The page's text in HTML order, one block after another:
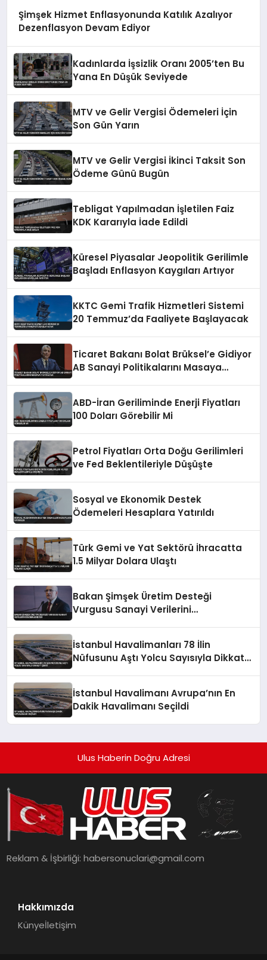
Şimşek Hizmet Enflasyonunda Katılık Azalıyor
Dezenflasyon Devam Ediyor
Kadınlarda İşsizlik Oranı 2005’ten Bu
Yana En Düşük Seviyede
MTV ve Gelir Vergisi Ödemeleri İçin
Son Gün Yarın
MTV ve Gelir Vergisi İkinci Taksit Son
Ödeme Günü Bugün
Tebligat Yapılmadan İşletilen Faiz
KDK Kararıyla İade Edildi
Küresel Piyasalar Jeopolitik Gerilimle
Başladı Enflasyon Kaygıları Artıyor
KKTC Gemi Trafik Hizmetleri Sistemi
20 Temmuz’da Faaliyete Başlayacak
Ticaret Bakanı Bolat Brüksel’e Gidiyor
AB Sanayi Politikalarını Masaya
ABD-İran Geriliminde Enerji Fiyatları
100 Doları Görebilir Mi
Petrol Fiyatları Orta Doğu Gerilimleri
ve Fed Beklentileriyle Düşüşte
Sosyal ve Ekonomik Destek
Ödemeleri Hesaplara Yatırıldı
Türk Gemi ve Yat Sektörü İhracatta
1.5 Milyar Dolara Ulaştı
Bakan Şimşek Üretim Desteği
Vurgusu Sanayi Verilerini
İstanbul Havalimanları 78 İlin
Nüfusunu Aştı Yolcu Sayısıyla Dikkat
İstanbul Havalimanı Avrupa’nın En
Dakik Havalimanı Seçildi
Ulus Haberin Doğru Adresi
Reklam & İşbirliği:habersonuclari@gmail.com
Hakkımızda
Künyeİletişim